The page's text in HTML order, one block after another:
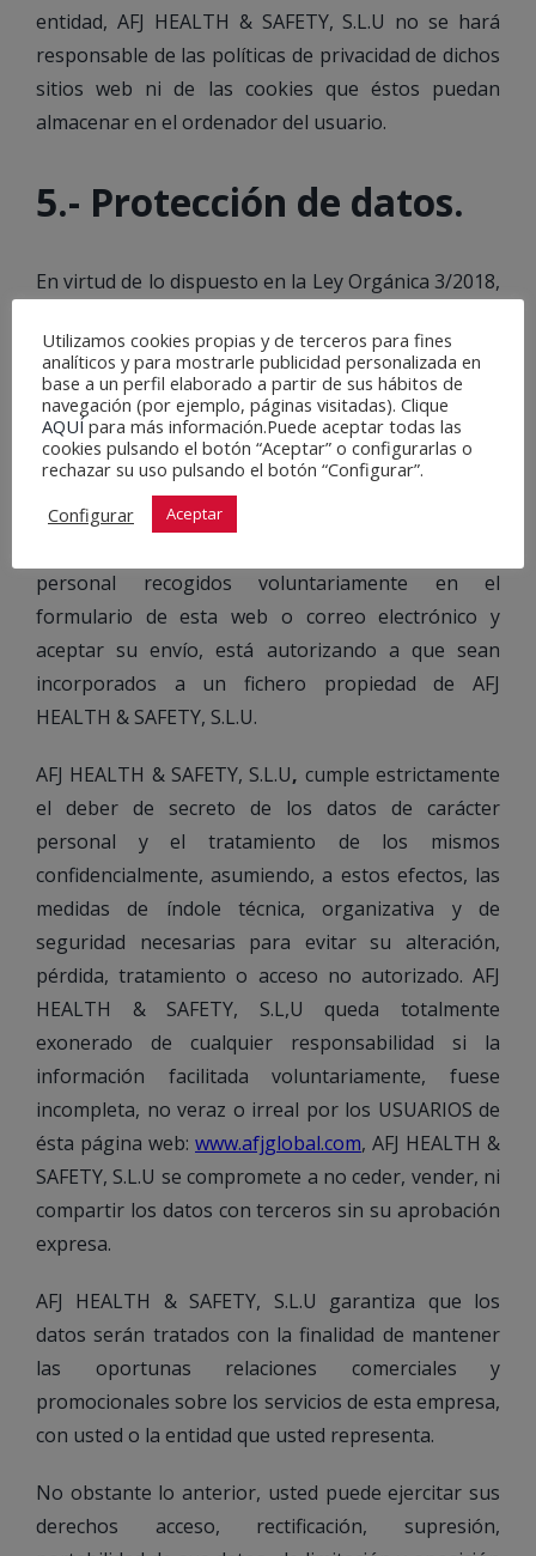
entidad, AFJ HEALTH & SAFETY, S.L.U no se hará
responsable de las políticas de privacidad de dichos
sitios web ni de las cookies que éstos puedan
almacenar en el ordenador del usuario.
5.- Protección de datos.
En virtud de lo dispuesto en la Ley Orgánica 3/2018,
Personales y Garantía de los Derechos Digitales
(LODGDD) y en el Reglamento (UE) 2016/679 del
Parlamento Europeo y del Consejo de 27 de abril de
2016 relativo a la protección de las personas físicas
en lo que respecta al tratamiento de datos
personales y a la libre circulación de estos datos
personal recogidos voluntariamente en el
formulario de esta web o correo electrónico y
aceptar su envío, está autorizando a que sean
incorporados a un fichero propiedad de AFJ
HEALTH & SAFETY, S.L.U.
AFJ HEALTH & SAFETY, S.L.U, cumple estrictamente
el deber de secreto de los datos de carácter
personal y el tratamiento de los mismos
confidencialmente, asumiendo, a estos efectos, las
medidas de índole técnica, organizativa y de
seguridad necesarias para evitar su alteración,
pérdida, tratamiento o acceso no autorizado. AFJ
HEALTH & SAFETY, S.L,U queda totalmente
exonerado de cualquier responsabilidad si la
información facilitada voluntariamente, fuese
incompleta, no veraz o irreal por los USUARIOS de
ésta página web: www.afjglobal.com, AFJ HEALTH &
SAFETY, S.L.U se compromete a no ceder, vender, ni
compartir los datos con terceros sin su aprobación
expresa.
AFJ HEALTH & SAFETY, S.L.U garantiza que los
datos serán tratados con la finalidad de mantener
las oportunas relaciones comerciales y
promocionales sobre los servicios de esta empresa,
con usted o la entidad que usted representa.
No obstante lo anterior, usted puede ejercitar sus
derechos acceso, rectificación, supresión,
Utilizamos cookies propias y de terceros para fines
analíticos y para mostrarle publicidad personalizada en
base a un perfil elaborado a partir de sus hábitos de
navegación (por ejemplo, páginas visitadas). Clique
AQUÍ para más información.Puede aceptar todas las
cookies pulsando el botón “Aceptar” o configurarlas o
rechazar su uso pulsando el botón “Configurar”.
Configurar
Aceptar